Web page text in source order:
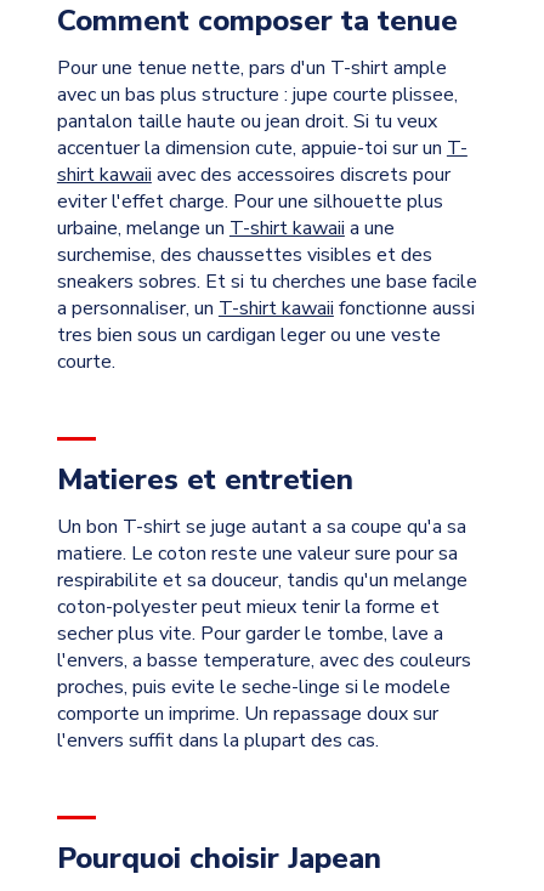
Comment composer ta tenue
Pour une tenue nette, pars d'un T-shirt ample
avec un bas plus structure : jupe courte plissee,
pantalon taille haute ou jean droit. Si tu veux
accentuer la dimension cute, appuie-toi sur unT-
shirt kawaiiavec des accessoires discrets pour
eviter l'effet charge. Pour une silhouette plus
urbaine, melange unT-shirt kawaiia une
surchemise, des chaussettes visibles et des
sneakers sobres. Et si tu cherches une base facile
a personnaliser, unT-shirt kawaiifonctionne aussi
tres bien sous un cardigan leger ou une veste
courte.
Matieres et entretien
Un bon T-shirt se juge autant a sa coupe qu'a sa
matiere. Le coton reste une valeur sure pour sa
respirabilite et sa douceur, tandis qu'un melange
coton-polyester peut mieux tenir la forme et
secher plus vite. Pour garder le tombe, lave a
l'envers, a basse temperature, avec des couleurs
proches, puis evite le seche-linge si le modele
comporte un imprime. Un repassage doux sur
l'envers suffit dans la plupart des cas.
Pourquoi choisir Japean